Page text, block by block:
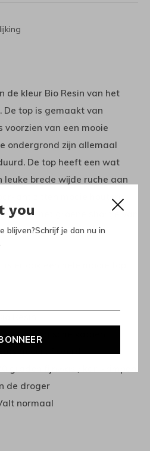
you
blijven?Schrijf je dan nu in
de kleur Bio Resin van het
De top is gemaakt van
voorzien van een mooie
ondergrond zijn allemaal
De top heeft een wat
leuke brede wijde ruche aan
zitten mooie houten
op het groene shortje van
biologische katoen
gecertificeerd
de droger
normaal